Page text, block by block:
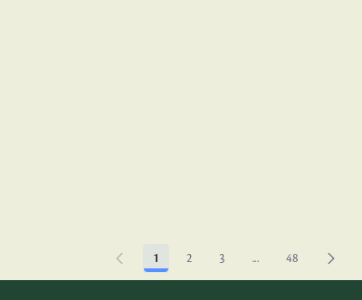
Página
1 Página
2 Página
3 ...PáginasPágina
48